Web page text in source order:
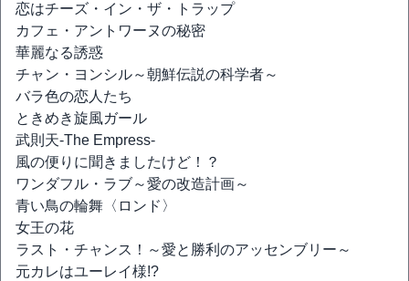
恋はチーズ・イン・ザ・トラップ
カフェ・アントワーヌの秘密
華麗なる誘惑
チャン・ヨンシル～朝鮮伝説の科学者～
バラ色の恋人たち
ときめき旋風ガール
武則天-The Empress-
風の便りに聞きましたけど！？
ワンダフル・ラブ～愛の改造計画～
青い鳥の輪舞〈ロンド〉
女王の花
ラスト・チャンス！～愛と勝利のアッセンブリー～
元カレはユーレイ様!?